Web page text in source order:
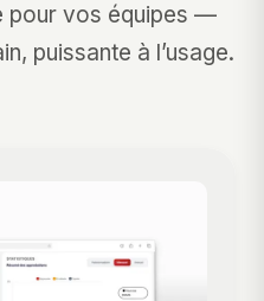
pour vos équipes —
puissante à l’usage.